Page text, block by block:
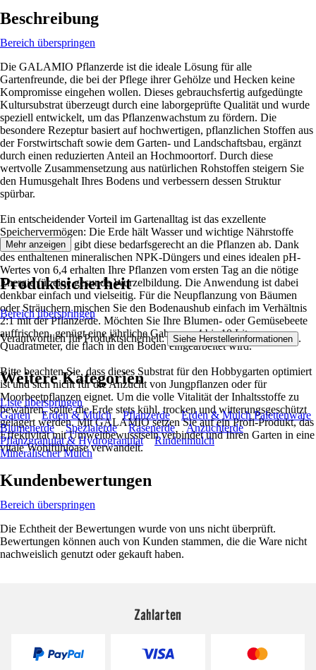
Beschreibung
Bereich überspringen
Die GALAMIO Pflanzerde ist die ideale Lösung für alle
Gartenfreunde, die bei der Pflege ihrer Gehölze und Hecken keine
Kompromisse eingehen wollen. Dieses gebrauchsfertig aufgedüngte
Kultursubstrat überzeugt durch eine laborgeprüfte Qualität und wurde
speziell entwickelt, um das Pflanzenwachstum zu fördern. Die
besondere Rezeptur basiert auf hochwertigen, pflanzlichen Stoffen aus
der Forstwirtschaft sowie dem Garten- und Landschaftsbau, ergänzt
durch einen reduzierten Anteil an Hochmoortorf. Durch diese
wertvolle Zusammensetzung aus natürlichen Rohstoffen steigern Sie
den Humusgehalt Ihres Bodens und verbessern dessen Struktur
spürbar.
Ein entscheidender Vorteil im Gartenalltag ist das exzellente
Speichervermögen: Die Erde hält Wasser und wichtige Nährstoffe
optimal fest und gibt diese bedarfsgerecht an die Pflanzen ab. Dank
des enthaltenen mineralischen NPK-Düngers und eines idealen pH-
Wertes von 6,4 erhalten Ihre Pflanzen vom ersten Tag an die nötige
Energie für eine gesunde Wurzelbildung. Die Anwendung ist dabei
denkbar einfach und vielseitig. Für die Neupflanzung von Bäumen
oder Sträuchern mischen Sie den Bodenaushub einfach im Verhältnis
2:1 mit der Pflanzerde. Möchten Sie Ihre Blumen- oder Gemüsebeete
auffrischen, genügt eine jährliche Gabe von 4 bis 10 Litern pro
Quadratmeter, die flach in den Boden eingearbeitet wird.
Bitte beachten Sie, dass dieses Substrat für den Hobbygarten optimiert
ist und sich nicht für die Anzucht von Jungpflanzen oder für
Moorbeetpflanzen eignet. Um die volle Vitalität der Inhaltsstoffe zu
bewahren, sollte die Erde stets kühl, trocken und witterungsgeschützt
gelagert werden. Mit GALAMIO setzen Sie auf ein Profi-Produkt, das
Effektivität mit Umweltbewusstsein verbindet und Ihren Garten in eine
vitale Wohlfühloase verwandelt.
Mehr anzeigen
Produktsicherheit
Bereich überspringen
Verantwortlich für Produktsicherheit: Siehe Herstellerinformationen .
Weitere Kategorien
Liste überspringen
Garten
Erden & Mulch Pflanzerde
Erden & Mulch Palettenware
Blumenerde
Spezialerde Rasenerde
Anzuchterde
Pflanzgranulat & Hydrogranulat
Rindenmulch
Mineralischer Mulch
Kundenbewertungen
Bereich überspringen
Die Echtheit der Bewertungen wurde von uns nicht überprüft.
Bewertungen können auch von Kunden stammen, die die Ware nicht
nachweislich genutzt oder gekauft haben.
Zahlarten